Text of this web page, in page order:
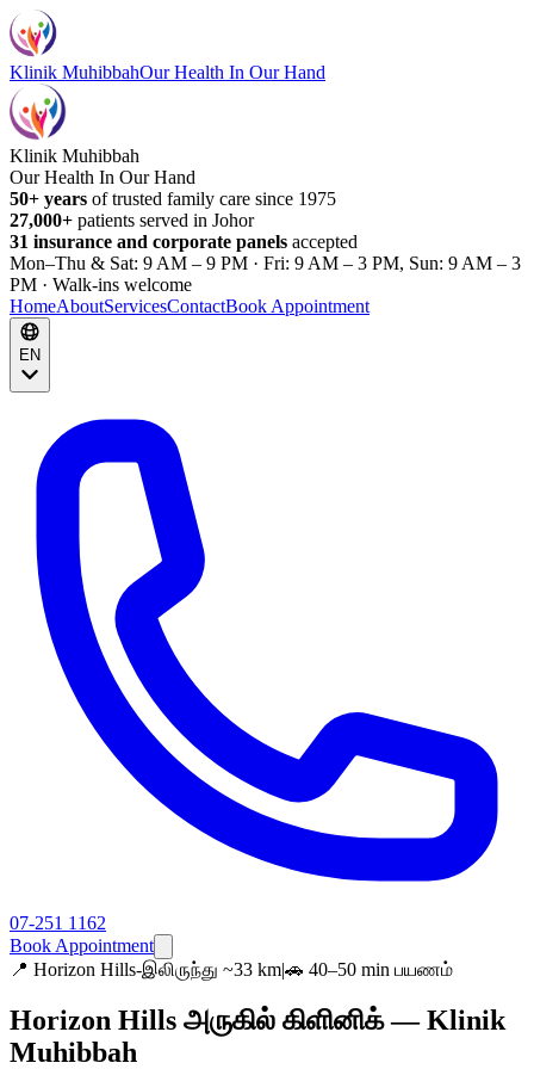
Klinik MuhibbahOur Health In Our Hand
Klinik Muhibbah
Our Health In Our Hand
50+ years of trusted family care since 1975
27,000+ patients served in Johor
31 insurance and corporate panels accepted
Mon–Thu & Sat: 9 AM – 9 PM · Fri: 9 AM – 3 PM, Sun: 9 AM – 3
PM · Walk-ins welcome
HomeAboutServicesContactBook Appointment
EN
07-251 1162
Book Appointment
📍 Horizon Hills-இலிருந்து ~33 km|🚗 40–50 min பயணம்
Horizon Hills அருகில் கிளினிக் — Klinik
Muhibbah